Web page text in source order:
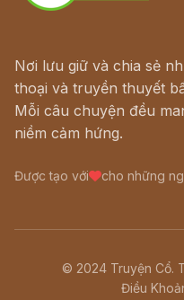
Nơi lưu giữ và chia sẻ
thoại và truyền thuyết
Mỗi câu chuyện đều
niềm cảm hứng.
Được tạo với cho những
© 2024 Truyện Cổ.
Điều